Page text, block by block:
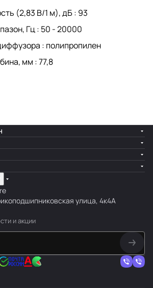
(2,83 В/1 м), дБ : 93
Гц : 50 - 20000
: полипропилен
мм : 77,8
улица, 4к4А
и акции